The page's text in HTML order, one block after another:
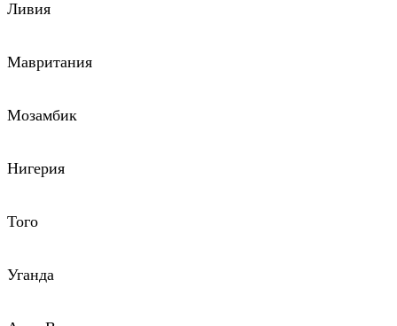
Ливия
Мавритания
Мозамбик
Нигерия
Того
Уганда